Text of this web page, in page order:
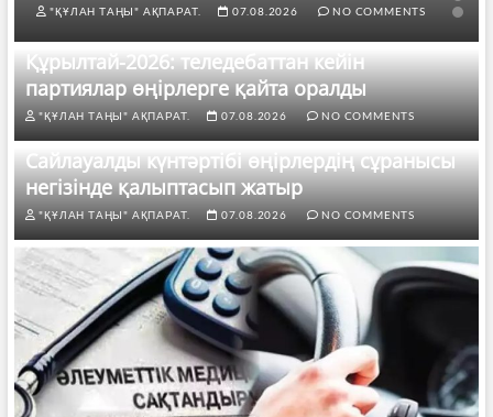
"ҚҰЛАН ТАҢЫ" АҚПАРАТ. 07.08.2026 NO COMMENTS
Құрылтай-2026: теледебаттан кейін
партиялар өңірлерге қайта оралды
"ҚҰЛАН ТАҢЫ" АҚПАРАТ. 07.08.2026 NO COMMENTS
Сайлауалды күнтәртібі өңірлердің сұранысы
негізінде қалыптасып жатыр
"ҚҰЛАН ТАҢЫ" АҚПАРАТ. 07.08.2026 NO COMMENTS